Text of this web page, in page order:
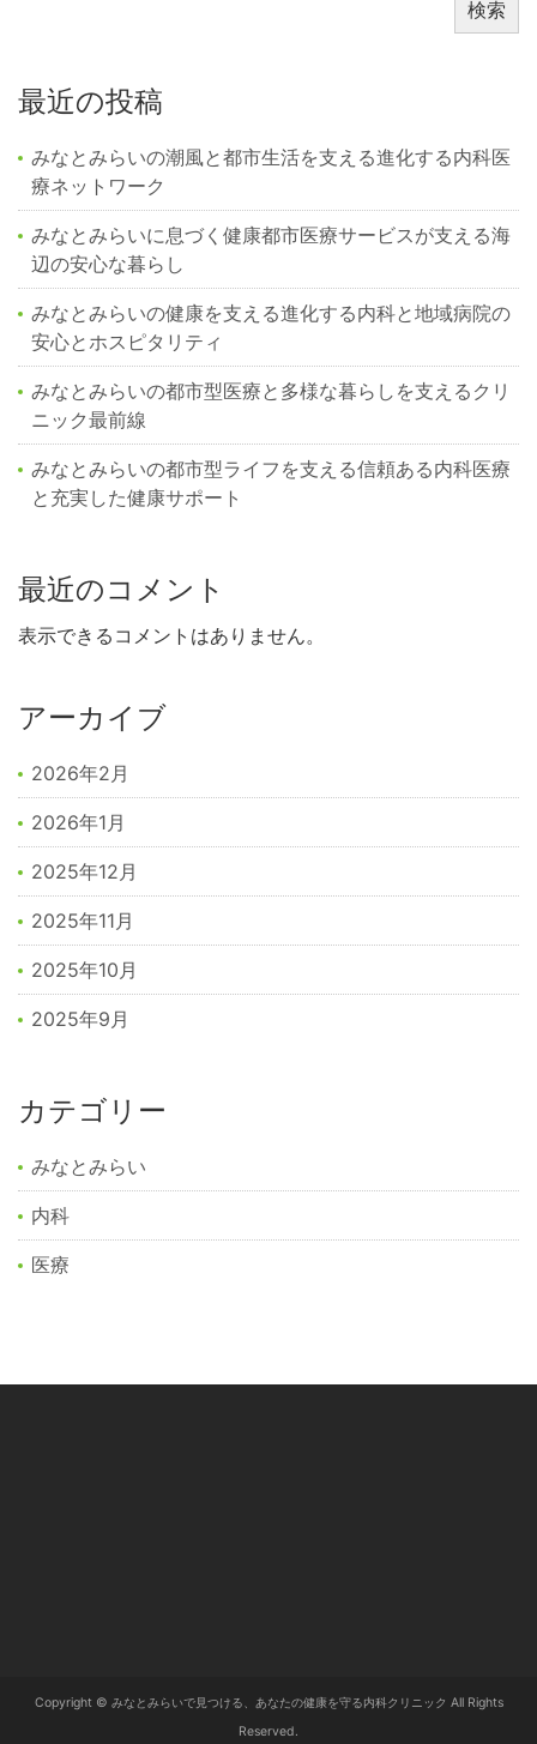
検索
最近の投稿
みなとみらいの潮風と都市生活を支える進化する内科医
療ネットワーク
みなとみらいに息づく健康都市医療サービスが支える海
辺の安心な暮らし
みなとみらいの健康を支える進化する内科と地域病院の
安心とホスピタリティ
みなとみらいの都市型医療と多様な暮らしを支えるクリ
ニック最前線
みなとみらいの都市型ライフを支える信頼ある内科医療
と充実した健康サポート
最近のコメント
表示できるコメントはありません。
アーカイブ
2026年2月
2026年1月
2025年12月
2025年11月
2025年10月
2025年9月
カテゴリー
みなとみらい
内科
医療
Copyright © みなとみらいで見つける、あなたの健康を守る内科クリニック All Rights
Reserved.